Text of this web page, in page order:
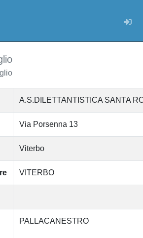
A.S.DILETTANTISTICA SANTA
Via Porsenna 13
Viterbo
VITERBO
PALLACANESTRO